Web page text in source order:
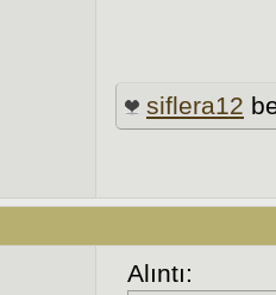
siflera12
Alıntı: